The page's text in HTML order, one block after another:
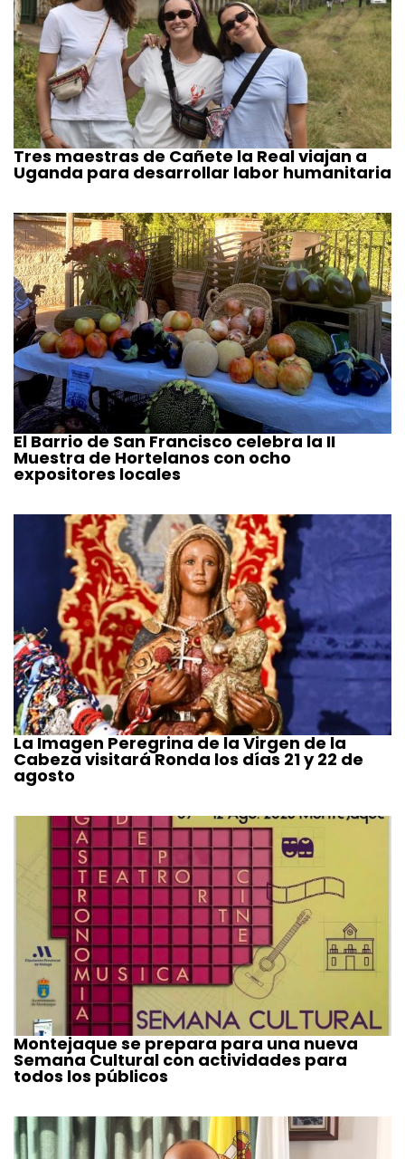
Tres maestras de Cañete la Real viajan a
Uganda para desarrollar labor humanitaria
El Barrio de San Francisco celebra la II
Muestra de Hortelanos con ocho
expositores locales
La Imagen Peregrina de la Virgen de la
Cabeza visitará Ronda los días 21 y 22 de
agosto
Montejaque se prepara para una nueva
Semana Cultural con actividades para
todos los públicos